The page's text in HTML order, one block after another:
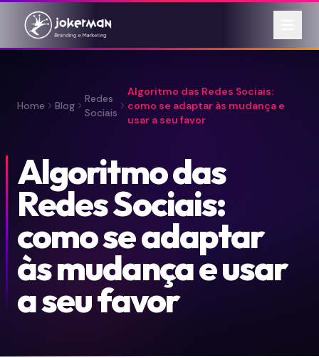
Home Blog
Redes
Sociais
Algoritmo das Redes Sociais:
como se adaptar às mudança e
usar a seu favor
Algoritmo das
Redes Sociais:
como se adaptar
às mudança e usar
a seu favor